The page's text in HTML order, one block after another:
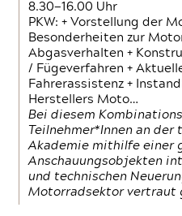
8.30—16.00 Uhr
PKW: + Vorstellung der
Besonderheiten zur
Abgasverhalten +
/ Fügeverfahren +
Fahrerassistenz +
Herstellers Moto…
Bei diesem
Teilnehmer*Innen an
Akademie mithilfe einer
Anschauungsobjekten
und technischen
Motorradsektor vertraut